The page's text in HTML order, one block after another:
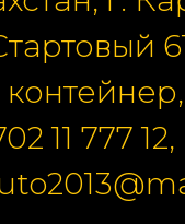
контейнер,
11 777 12,